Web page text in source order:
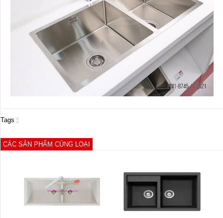
Tags :
CÁC SẢN PHẨM CÙNG LOẠI